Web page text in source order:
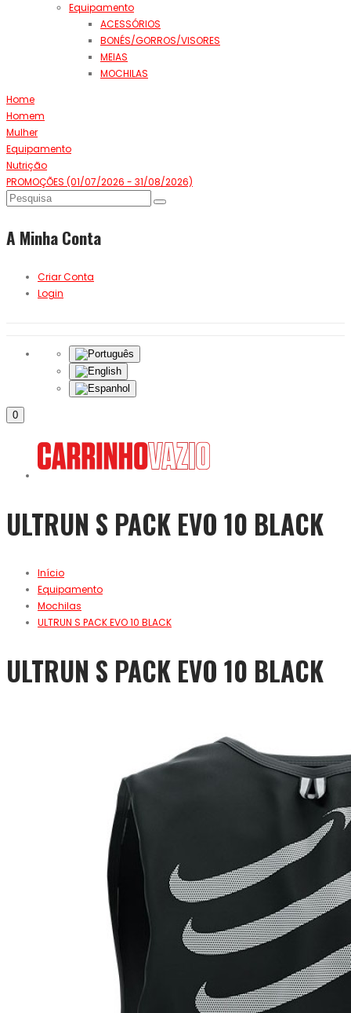
Equipamento
ACESSÓRIOS
BONÉS/GORROS/VISORES
MEIAS
MOCHILAS
Home
Homem
Mulher
Equipamento
Nutrição
PROMOÇÕES (01/07/2026 - 31/08/2026)
A Minha Conta
Criar Conta
Login
0
ULTRUN S PACK EVO 10 BLACK
Início
Equipamento
Mochilas
ULTRUN S PACK EVO 10 BLACK
ULTRUN S PACK EVO 10 BLACK